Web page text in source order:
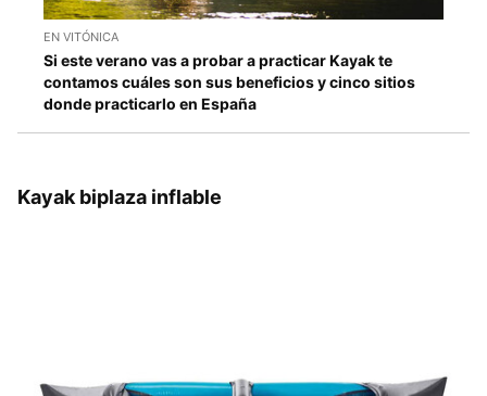
EN VITÓNICA
Si este verano vas a probar a practicar Kayak te
contamos cuáles son sus beneficios y cinco sitios
donde practicarlo en España
Kayak biplaza inflable